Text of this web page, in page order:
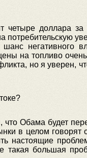
четыре доллара за
потребительскую
негативного
на топливо
но я уверен,
Обама будет
в целом говорят
настоящие
такая большая